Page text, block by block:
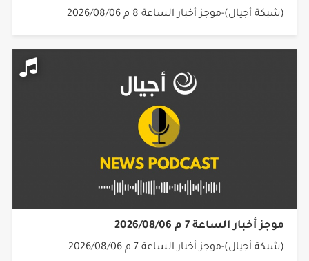
(شبكة أجيال)-موجز أخبار الساعة 8 م 2026/08/06
موجز أخبار الساعة 7 م 2026/08/06
(شبكة أجيال)-موجز أخبار الساعة 7 م 2026/08/06